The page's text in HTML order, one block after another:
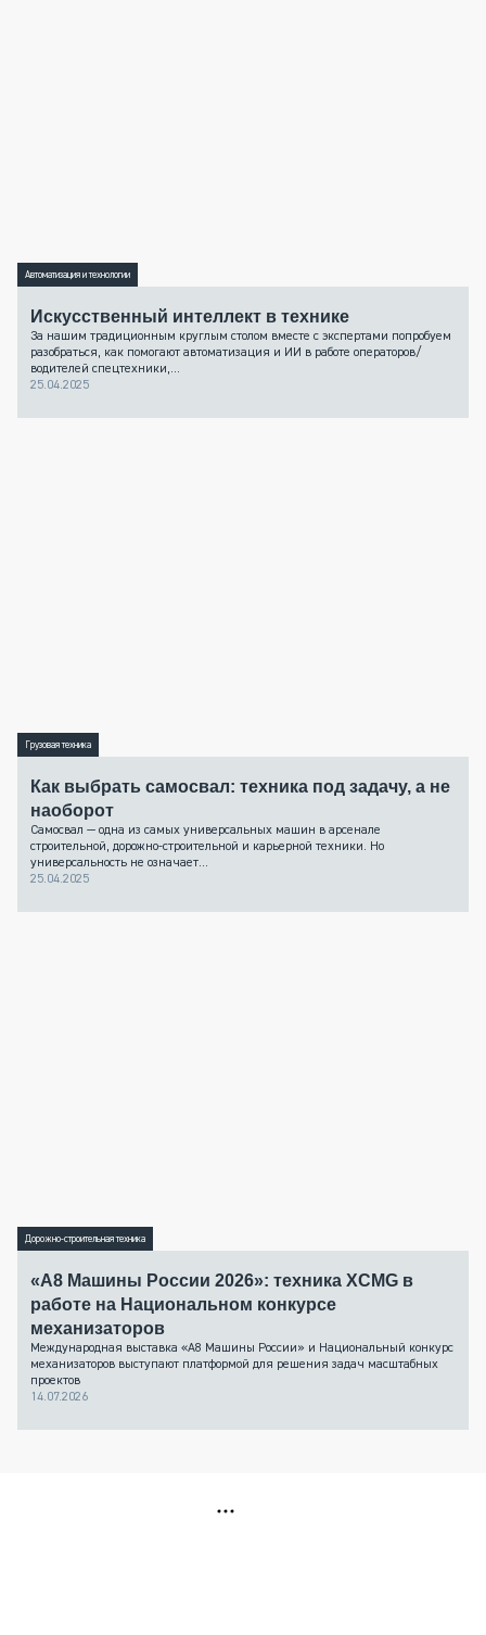
Автоматизация и технологии
Искусственный интеллект в технике
За нашим традиционным круглым столом вместе с экспертами попробуем
разобраться, как помогают автоматизация и ИИ в работе операторов/
водителей спецтехники,...
25.04.2025
Грузовая техника
Как выбрать самосвал: техника под задачу, а не
наоборот
Самосвал — одна из самых универсальных машин в арсенале
строительной, дорожно-строительной и карьерной техники. Но
универсальность не означает...
25.04.2025
Дорожно-строительная техника
«А8 Машины России 2026»: техника XCMG в
работе на Национальном конкурсе
механизаторов
Международная выставка «А8 Машины России» и Национальный конкурс
механизаторов выступают платформой для решения задач масштабных
проектов
14.07.2026